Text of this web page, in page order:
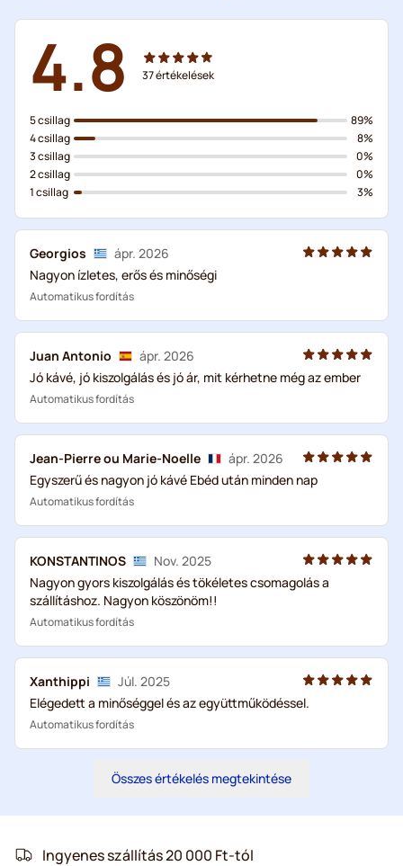
4.8 37értékelések
5 csillag
4 csillag
3 csillag
2 csillag
1 csillag
89%
8%
0%
0%
3%
Georgios
ápr. 2026
Nagyon ízletes, erős és minőségi
Automatikus fordítás
Juan Antonio
ápr. 2026
Jó kávé, jó kiszolgálás és jó ár, mit kérhetne még az ember
Automatikus fordítás
Jean-Pierre ou Marie-Noelle
ápr. 2026
Egyszerű és nagyon jó kávé Ebéd után minden nap
Automatikus fordítás
KONSTANTINOS
Nov. 2025
Nagyon gyors kiszolgálás és tökéletes csomagolás a
szállításhoz. Nagyon köszönöm!!
Automatikus fordítás
Xanthippi
Júl. 2025
Elégedett a minőséggel és az együttműködéssel.
Automatikus fordítás
Összes értékelés megtekintése
Ingyenes szállítás 20 000 Ft-tól